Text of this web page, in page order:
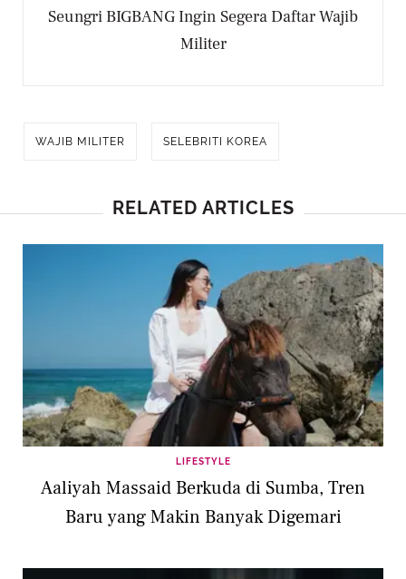
Seungri BIGBANG Ingin Segera Daftar Wajib
Militer
WAJIB MILITER SELEBRITI KOREA
RELATED ARTICLES
LIFESTYLE
Aaliyah Massaid Berkuda di Sumba, Tren
Baru yang Makin Banyak Digemari